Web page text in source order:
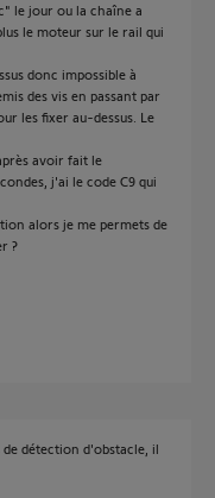
le jour ou la chaîne a
le moteur sur le rail qui
donc impossible à
des vis en passant par
les fixer au-dessus. Le
avoir fait le
j'ai le code C9 qui
alors je me permets de
?
de détection d'obstacle, il